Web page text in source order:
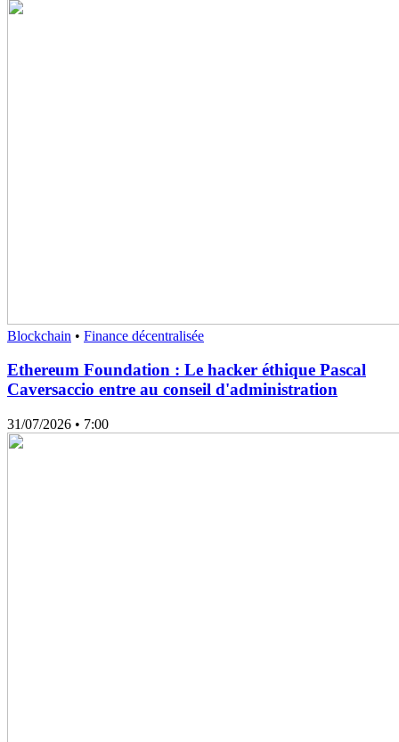
Blockchain • Finance décentralisée
Ethereum Foundation : Le hacker éthique Pascal
Caversaccio entre au conseil d'administration
31/07/2026 • 7:00